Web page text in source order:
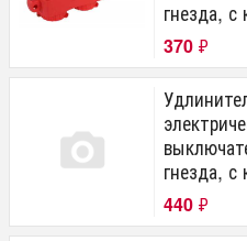
гнезда,
370 ₽
гнезда,
440 ₽